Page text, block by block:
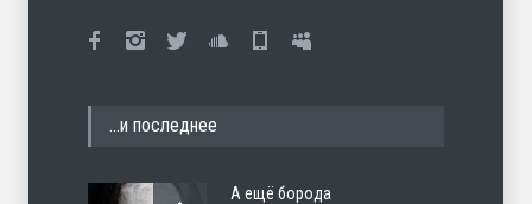
…и последнее
А ещё борода